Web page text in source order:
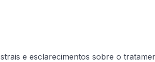
e esclarecimentos sobre o